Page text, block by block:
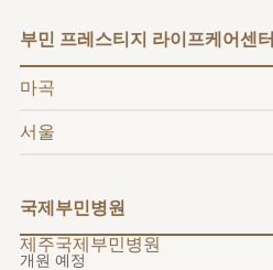
부민 프레스티지 라이프케어센터
마곡
서울
국제부민병원
제주국제부민병원
개원 예정